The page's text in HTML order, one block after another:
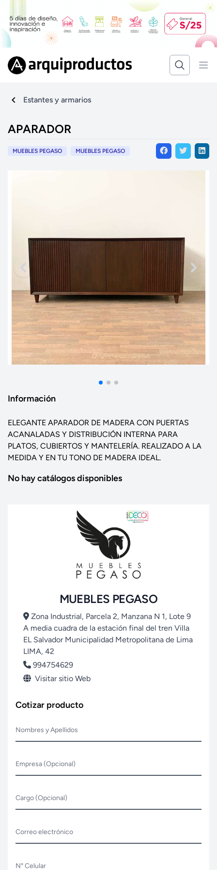
Estantes y armarios
APARADOR
MUEBLES PEGASO MUEBLES PEGASO
Información
ELEGANTE APARADOR DE MADERA CON PUERTAS
ACANALADAS Y DISTRIBUCIÓN INTERNA PARA
PLATOS, CUBIERTOS Y MANTELERÍA. REALIZADO A LA
MEDIDA Y EN TU TONO DE MADERA IDEAL.
No hay catálogos disponibles
MUEBLES PEGASO
Zona Industrial, Parcela 2, Manzana N 1, Lote 9
A media cuadra de la estación final del tren Villa
EL Salvador Municipalidad Metropolitana de Lima
LIMA, 42
994754629
Visitar sitio Web
Cotizar producto
Nombres y Apellidos
Empresa (Opcional)
Cargo (Opcional)
Correo electrónico
N° Celular